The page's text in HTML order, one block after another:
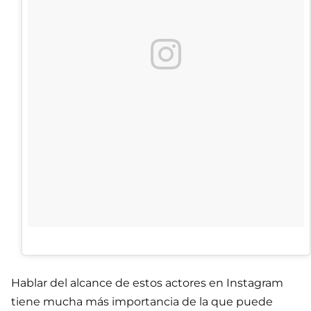
Hablar del alcance de estos actores en Instagram
tiene mucha más importancia de la que puede